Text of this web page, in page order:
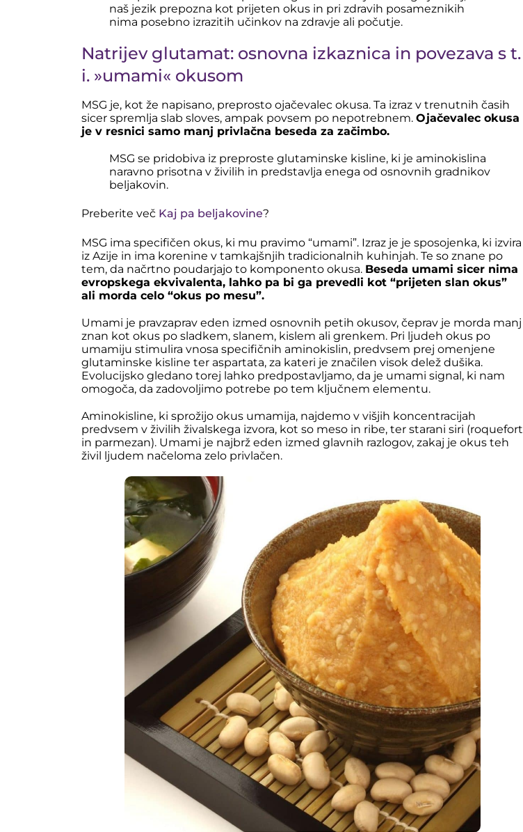
naš jezik prepozna kot prijeten okus in pri zdravih posameznikih
nima posebno izrazitih učinkov na zdravje ali počutje.
Natrijev glutamat: osnovna izkaznica in povezava s t.
i. »umami« okusom
MSG je, kot že napisano, preprosto ojačevalec okusa. Ta izraz v trenutnih časih
sicer spremlja slab sloves, ampak povsem po nepotrebnem. Ojačevalec okusa
je v resnici samo manj privlačna beseda za začimbo.
MSG se pridobiva iz preproste glutaminske kisline, ki je aminokislina
naravno prisotna v živilih in predstavlja enega od osnovnih gradnikov
beljakovin.
Preberite več Kaj pa beljakovine?
MSG ima specifičen okus, ki mu pravimo “umami”. Izraz je je sposojenka, ki izvira
iz Azije in ima korenine v tamkajšnjih tradicionalnih kuhinjah. Te so znane po
tem, da načrtno poudarjajo to komponento okusa. Beseda umami sicer nima
evropskega ekvivalenta, lahko pa bi ga prevedli kot “prijeten slan okus”
ali morda celo “okus po mesu”.
Umami je pravzaprav eden izmed osnovnih petih okusov, čeprav je morda manj
znan kot okus po sladkem, slanem, kislem ali grenkem. Pri ljudeh okus po
umamiju stimulira vnosa specifičnih aminokislin, predvsem prej omenjene
glutaminske kisline ter aspartata, za kateri je značilen visok delež dušika.
Evolucijsko gledano torej lahko predpostavljamo, da je umami signal, ki nam
omogoča, da zadovoljimo potrebe po tem ključnem elementu.
Aminokisline, ki sprožijo okus umamija, najdemo v višjih koncentracijah
predvsem v živilih živalskega izvora, kot so meso in ribe, ter starani siri (roquefort
in parmezan). Umami je najbrž eden izmed glavnih razlogov, zakaj je okus teh
živil ljudem načeloma zelo privlačen.